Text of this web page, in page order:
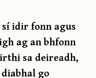
idir fonn agus
ag an bhfonn
sa deireadh,
go